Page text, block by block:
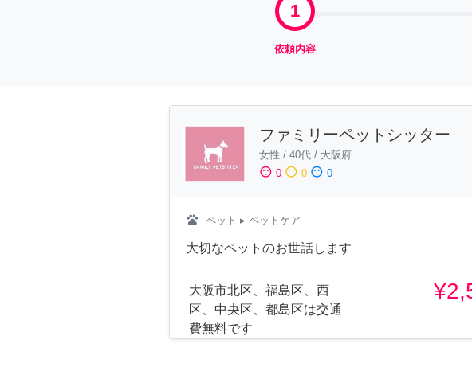
1
依頼内容
ファミリーペットシッター
女性 / 40代 / 大阪府
sentiment_satisfied 0 sentiment_neutral 0 sentiment_dissatisfied 0
pets ペット ▸ ペットケア
大切なペットのお世話します
大阪市北区、福島区、西
区、中央区、都島区は交通
費無料です